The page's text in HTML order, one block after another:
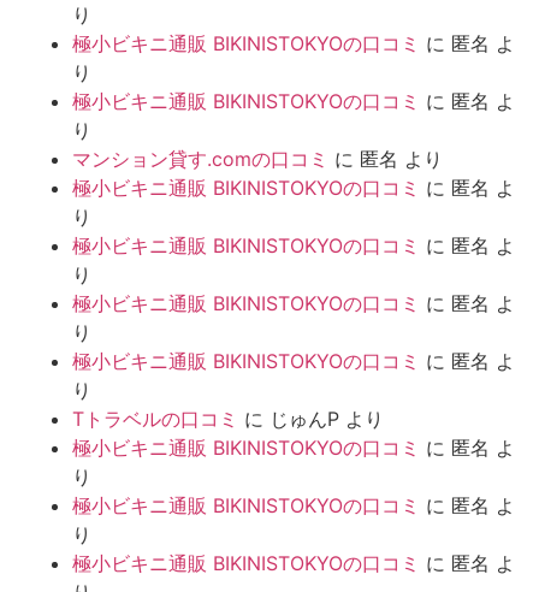
り
極小ビキニ通販 BIKINISTOKYOの口コミ に 匿名 よ
り
極小ビキニ通販 BIKINISTOKYOの口コミ に 匿名 よ
り
マンション貸す.comの口コミ に 匿名 より
極小ビキニ通販 BIKINISTOKYOの口コミ に 匿名 よ
り
極小ビキニ通販 BIKINISTOKYOの口コミ に 匿名 よ
り
極小ビキニ通販 BIKINISTOKYOの口コミ に 匿名 よ
り
極小ビキニ通販 BIKINISTOKYOの口コミ に 匿名 よ
り
Tトラベルの口コミ に じゅんP より
極小ビキニ通販 BIKINISTOKYOの口コミ に 匿名 よ
り
極小ビキニ通販 BIKINISTOKYOの口コミ に 匿名 よ
り
極小ビキニ通販 BIKINISTOKYOの口コミ に 匿名 よ